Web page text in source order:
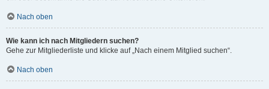
Nach oben
Wie kann ich nach Mitgliedern suchen?
Gehe zur Mitgliederliste und klicke auf „Nach einem Mitglied suchen“.
Nach oben